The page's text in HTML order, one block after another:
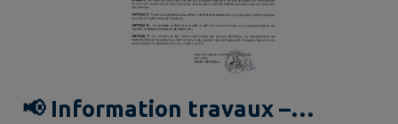
📢 Information travaux –